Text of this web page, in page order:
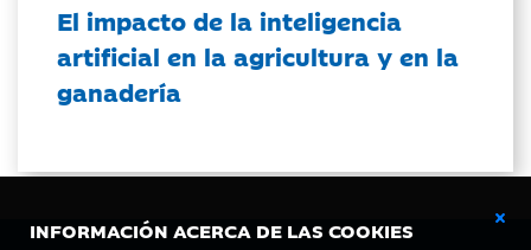
INFORMACIÓN ACERCA DE LAS COOKIES
El impacto de la inteligencia
artificial en la agricultura y en la
ganadería